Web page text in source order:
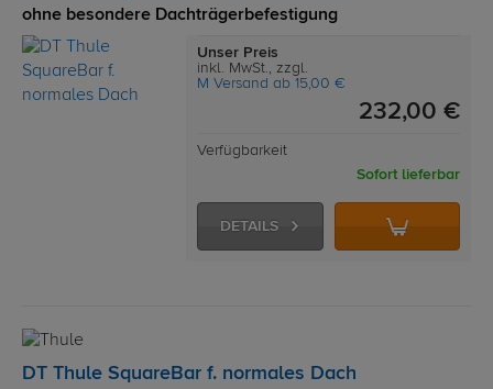
ohne besondere Dachträgerbefestigung
Unser Preis
inkl. MwSt., zzgl.
M Versand ab 15,00 €
232,00 €
Verfügbarkeit
Sofort lieferbar
DETAILS
DT Thule SquareBar f. normales Dach